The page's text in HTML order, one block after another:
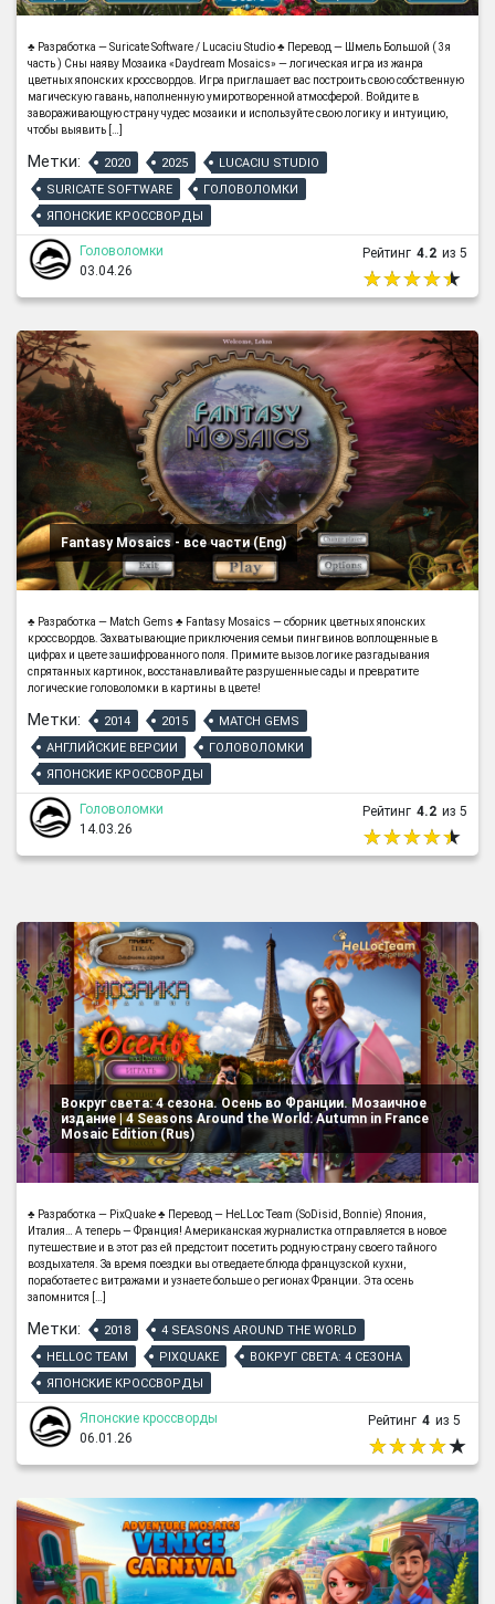
♣ Разработка — Suricate Software / Lucaciu Studio ♣ Перевод — Шмель Большой ( 3я
часть ) Сны наяву Мозаика «Daydream Mosaics» — логическая игра из жанра
цветных японских кроссвордов. Игра приглашает вас построить свою собственную
магическую гавань, наполненную умиротворенной атмосферой. Войдите в
завораживающую страну чудес мозаики и используйте свою логику и интуицию,
чтобы выявить […]
Метки: 2020 2025
LUCACIU STUDIO
SURICATE SOFTWARE
ГОЛОВОЛОМКИ
ЯПОНСКИЕ КРОССВОРДЫ
Головоломки
03.04.26
Рейтинг 4.2 из 5
Fantasy Mosaics - все части (Eng)
♣ Разработка — Match Gems ♣ Fantasy Mosaics — сборник цветных японских
кроссвордов. Захватывающие приключения семьи пингвинов воплощенные в
цифрах и цвете зашифрованного поля. Примите вызов логике разгадывания
спрятанных картинок, восстанавливайте разрушенные сады и превратите
логические головоломки в картины в цвете!
Метки: 2014 2015
MATCH GEMS
АНГЛИЙСКИЕ ВЕРСИИ
ГОЛОВОЛОМКИ
ЯПОНСКИЕ КРОССВОРДЫ
Головоломки
14.03.26
Рейтинг 4.2 из 5
Вокруг света: 4 сезона. Осень во Франции. Мозаичное
издание | 4 Seasons Around the World: Autumn in France
Mosaic Edition (Rus)
♣ Разработка — PixQuake ♣ Перевод — HeLLoc Team (SoDisid, Bonnie) Япония,
Италия… А теперь — Франция! Американская журналистка отправляется в новое
путешествие и в этот раз ей предстоит посетить родную страну своего тайного
воздыхателя. За время поездки вы отведаете блюда французской кухни,
поработаете с витражами и узнаете больше о регионах Франции. Эта осень
запомнится […]
Метки: 2018
4 SEASONS AROUND THE WORLD
HELLOC TEAM
PIXQUAKE
ВОКРУГ СВЕТА: 4 СЕЗОНА
ЯПОНСКИЕ КРОССВОРДЫ
Японские кроссворды
06.01.26
Рейтинг 4 из 5